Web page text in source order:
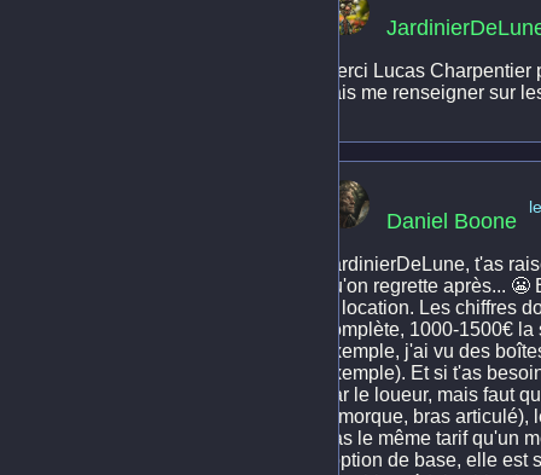
Merci Lucas
vais me renseigner sur
Daniel Boone
JardinierDeLune, t'as
qu'on regrette après...
la location. Les chiffres
complète, 1000-1500€
exemple, j'ai vu des
exemple). Et si t'as
par le loueur, mais faut
remorque, bras
pas le même tarif qu'un
l'option de base, elle